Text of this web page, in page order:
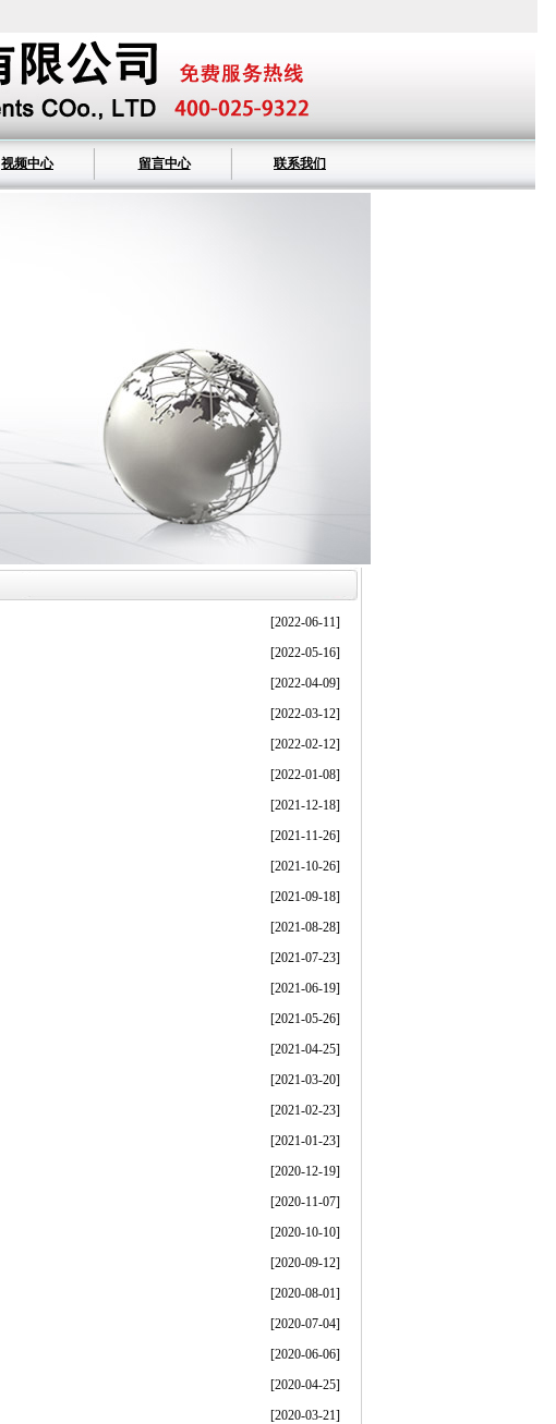
视频中心 留言中心 联系我们
[2022-06-11]
[2022-05-16]
[2022-04-09]
[2022-03-12]
[2022-02-12]
[2022-01-08]
[2021-12-18]
[2021-11-26]
[2021-10-26]
[2021-09-18]
[2021-08-28]
[2021-07-23]
[2021-06-19]
[2021-05-26]
[2021-04-25]
[2021-03-20]
[2021-02-23]
[2021-01-23]
[2020-12-19]
[2020-11-07]
[2020-10-10]
[2020-09-12]
[2020-08-01]
[2020-07-04]
[2020-06-06]
[2020-04-25]
[2020-03-21]